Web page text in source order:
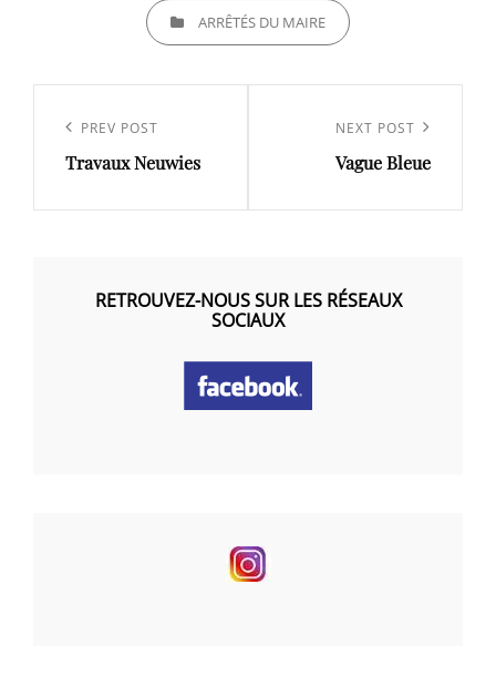
CATEGORIESARRÊTÉS DU MAIRE
l’article
Previous
Post
PREV POST
Travaux Neuwies
NEXT POST
Vague Bleue
RETROUVEZ-NOUS SUR LES RÉSEAUX
SOCIAUX